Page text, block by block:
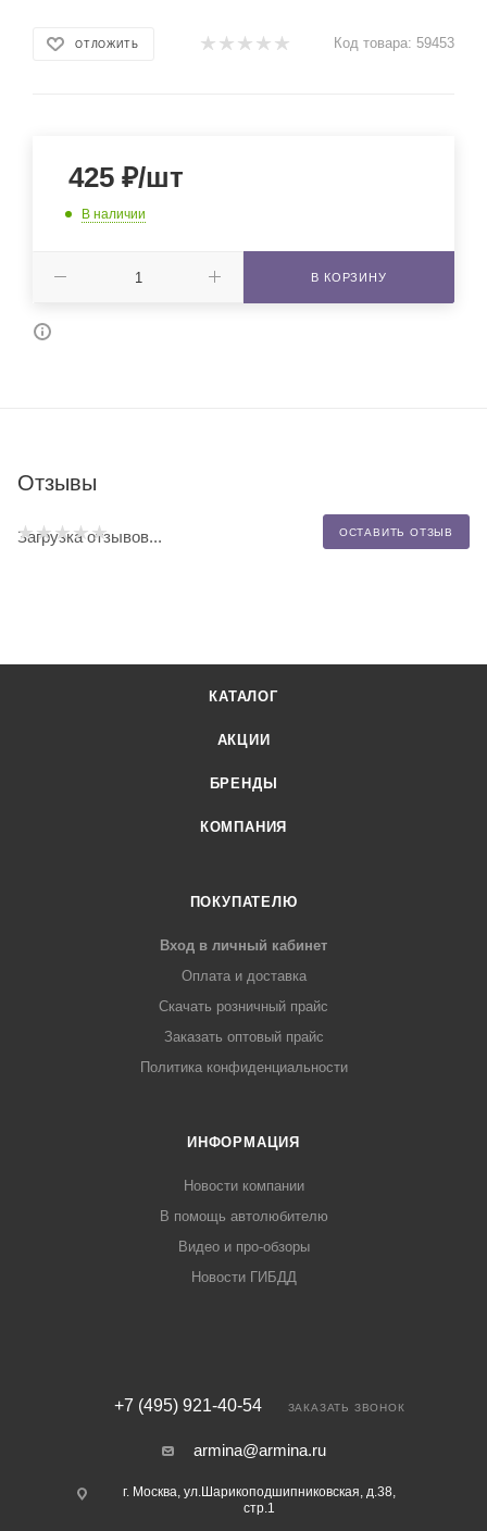
ОТЛОЖИТЬ Код товара: 59453
425 ₽/шт
В наличии
В КОРЗИНУ
Отзывы
ОСТАВИТЬ ОТЗЫВ
Загрузка отзывов...
КАТАЛОГ
АКЦИИ
БРЕНДЫ
КОМПАНИЯ
ПОКУПАТЕЛЮ
Вход в личный кабинет
Оплата и доставка
Скачать розничный прайс
Заказать оптовый прайс
Политика конфиденциальности
ИНФОРМАЦИЯ
Новости компании
В помощь автолюбителю
Видео и про-обзоры
Новости ГИБДД
+7 (495) 921-40-54 ЗАКАЗАТЬ ЗВОНОК
armina@armina.ru
г. Москва, ул.Шарикоподшипниковская, д.38,
стр.1